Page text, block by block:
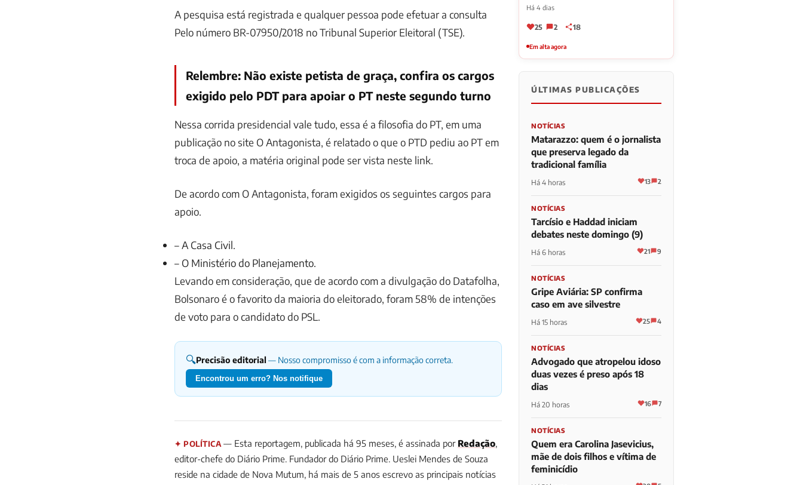
A pesquisa está registrada e qualquer pessoa pode efetuar a consulta
Pelo número BR-07950/2018 no Tribunal Superior Eleitoral (TSE).
Relembre: Não existe petista de graça, confira os cargos
exigido pelo PDT para apoiar o PT neste segundo turno
Nessa corrida presidencial vale tudo, essa é a filosofia do PT, em uma
publicação no site O Antagonista, é relatado o que o PTD pediu ao PT em
troca de apoio, a matéria original pode ser vista neste link.
De acordo com O Antagonista, foram exigidos os seguintes cargos para
apoio.
– A Casa Civil.
– O Ministério do Planejamento.
Levando em consideração, que de acordo com a divulgação do Datafolha,
Bolsonaro é o favorito da maioria do eleitorado, foram 58% de intenções
de voto para o candidato do PSL.
🔍Precisão editorial — Nosso compromisso é com a informação correta.
Encontrou um erro? Nos notifique
✦ POLÍTICA — Esta reportagem, publicada há 95 meses, é assinada por Redação,
editor-chefe do Diário Prime. Fundador do Diário Prime. Ueslei Mendes de Souza
reside na cidade de Nova Mutum, há mais de 5 anos escrevo as principais notícias
Há 4 dias
25 2 18
Em alta agora
ÚLTIMAS PUBLICAÇÕES
NOTÍCIAS
Matarazzo: quem é o jornalista
que preserva legado da
tradicional família
Há 4 horas 13 2
NOTÍCIAS
Tarcísio e Haddad iniciam
debates neste domingo (9)
Há 6 horas 21 9
NOTÍCIAS
Gripe Aviária: SP confirma
caso em ave silvestre
Há 15 horas 25 4
NOTÍCIAS
Advogado que atropelou idoso
duas vezes é preso após 18
dias
Há 20 horas 16 7
NOTÍCIAS
Quem era Carolina Jasevicius,
mãe de dois filhos e vítima de
feminicídio